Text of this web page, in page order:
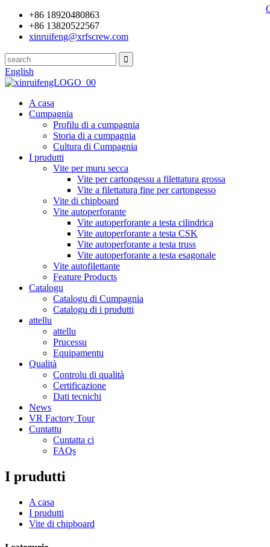
+86 18920480863
+86 13820522567
xinruifeng@xrfscrew.com
English
A casa
Cumpagnia
Profilu di a cumpagnia
Storia di a cumpagnia
Cultura di Cumpagnia
I prudutti
Vite per muru secca
Vite per cartongessu a filettatura grossa
Vite a filettatura fine per cartongesso
Vite di chipboard
Vite autoperforante
Vite autoperforante a testa cilindrica
Vite autoperforante a testa CSK
Vite autoperforante a testa truss
Vite autoperforante a testa esagonale
Vite autofilettante
Feature Products
Catalogu
Catalogu di Cumpagnia
Catalogu di i prudutti
attellu
attellu
Prucessu
Equipamentu
Qualità
Controlu di qualità
Certificazione
Dati tecnichi
News
VR Factory Tour
Cuntattu
Cuntatta ci
FAQs
I prudutti
A casa
I prudutti
Vite di chipboard